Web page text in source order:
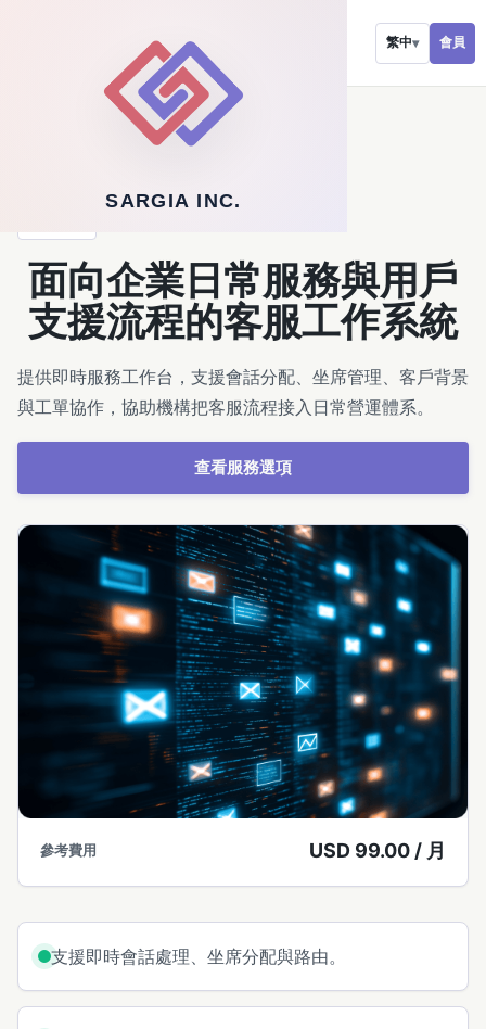
SARGIA INC.
繁中▾ 會員
面向企業日常服務與用戶
支援流程的客服工作系統
提供即時服務工作台，支援會話分配、坐席管理、客戶背景
與工單協作，協助機構把客服流程接入日常營運體系。
查看服務選項
參考費用 USD 99.00 / 月
支援即時會話處理、坐席分配與路由。